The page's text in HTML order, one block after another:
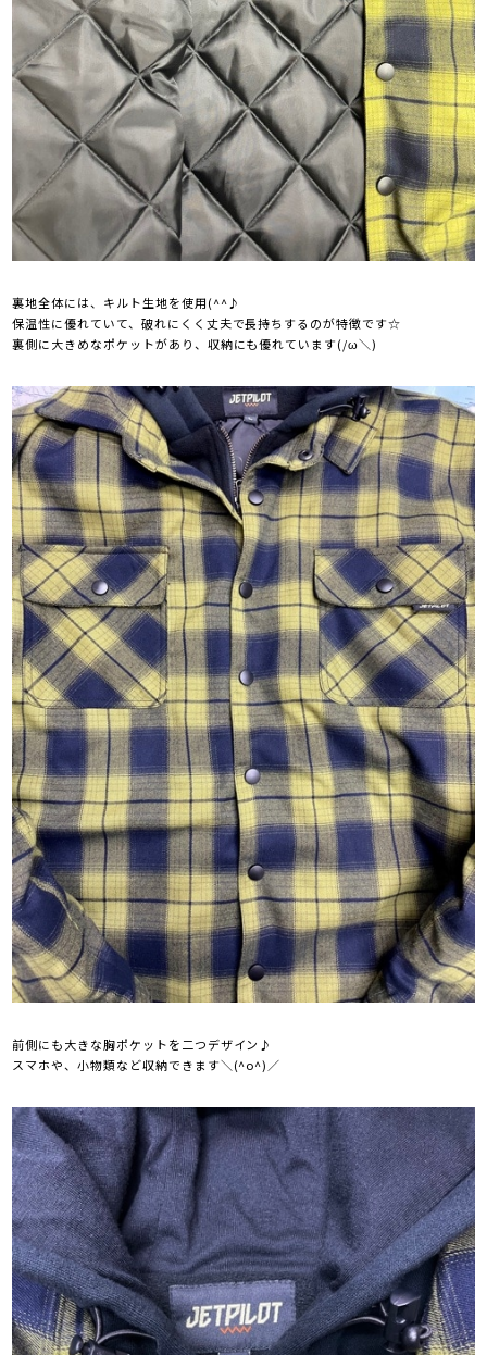
裏地全体には、キルト生地を使用(^^♪
保温性に優れていて、破れにくく丈夫で長持ちするのが特徴です☆
裏側に大きめなポケットがあり、収納にも優れています(/ω＼)
前側にも大きな胸ポケットを二つデザイン♪
スマホや、小物類など収納できます＼(^o^)／